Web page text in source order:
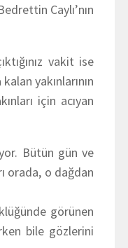
Caylı’nın
vakit ise
yakınlarının
için acıyan
Bütün gün ve
orada, o dağdan
görünen
bile gözlerini